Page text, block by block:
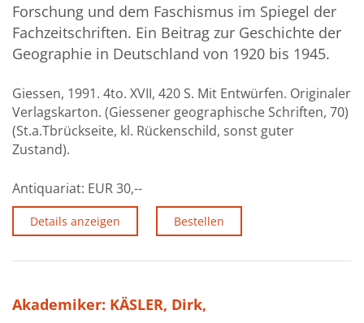
Forschung und dem Faschismus im Spiegel der
Fachzeitschriften. Ein Beitrag zur Geschichte der
Geographie in Deutschland von 1920 bis 1945.
Giessen, 1991. 4to. XVII, 420 S. Mit Entwürfen. Originaler
Verlagskarton. (Giessener geographische Schriften, 70)
(St.a.Tbrückseite, kl. Rückenschild, sonst guter
Zustand).
Antiquariat: EUR 30,--
Details anzeigen Bestellen
Akademiker: KÄSLER, Dirk,